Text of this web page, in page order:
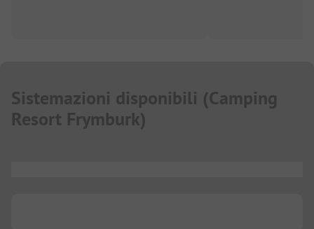
Sistemazioni disponibili (Camping
Resort Frymburk)